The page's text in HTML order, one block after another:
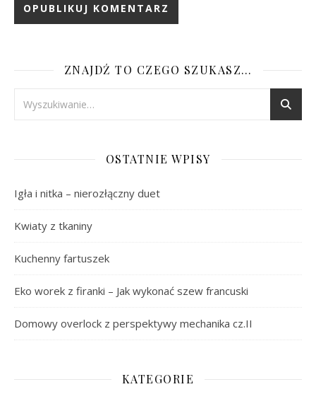
ZNAJDŹ TO CZEGO SZUKASZ…
OSTATNIE WPISY
Igła i nitka – nierozłączny duet
Kwiaty z tkaniny
Kuchenny fartuszek
Eko worek z firanki – Jak wykonać szew francuski
Domowy overlock z perspektywy mechanika cz.II
KATEGORIE